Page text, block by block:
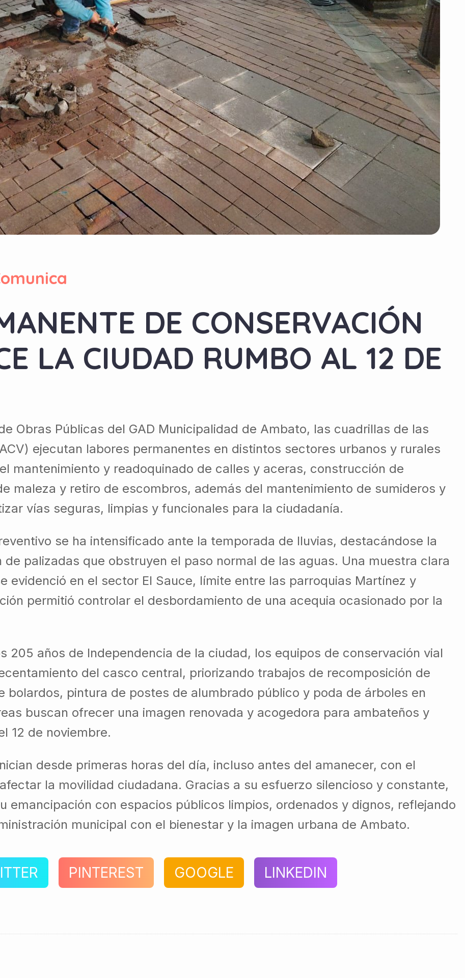
DE CONSERVACIÓN
LA CIUDAD RUMBO AL 12 DE
Obras Públicas del GAD Municipalidad de Ambato, las cuadrillas de las
ejecutan labores permanentes en distintos sectores urbanos y rurales
mantenimiento y readoquinado de calles y aceras, construcción de
maleza y retiro de escombros, además del mantenimiento de sumideros y
vías seguras, limpias y funcionales para la ciudadanía.
se ha intensificado ante la temporada de lluvias, destacándose la
palizadas que obstruyen el paso normal de las aguas. Una muestra clara
evidenció en el sector El Sauce, límite entre las parroquias Martínez y
permitió controlar el desbordamiento de una acequia ocasionado por la
205 años de Independencia de la ciudad, los equipos de conservación vial
del casco central, priorizando trabajos de recomposición de
bolardos, pintura de postes de alumbrado público y poda de árboles en
buscan ofrecer una imagen renovada y acogedora para ambateños y
12 de noviembre.
desde primeras horas del día, incluso antes del amanecer, con el
la movilidad ciudadana. Gracias a su esfuerzo silencioso y constante,
emancipación con espacios públicos limpios, ordenados y dignos, reflejando
municipal con el bienestar y la imagen urbana de Ambato.
PINTEREST GOOGLE LINKEDIN